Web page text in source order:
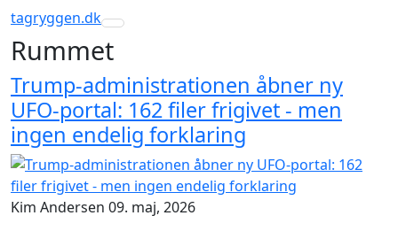
tagryggen.dk
Toggle navigation
Rummet
Trump-administrationen åbner ny
UFO-portal: 162 filer frigivet - men
ingen endelig forklaring
Kim Andersen 09. maj, 2026